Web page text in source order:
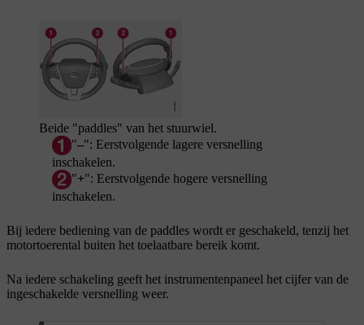
Beide "paddles" van het stuurwiel.
"–": Eerstvolgende lagere versnelling
inschakelen.
"+": Eerstvolgende hogere versnelling
inschakelen.
Bij iedere bediening van de paddles wordt er geschakeld, tenzij het
motortoerental buiten het toelaatbare bereik komt.
Na iedere schakeling geeft het instrumentenpaneel het cijfer van de
ingeschakelde versnelling weer.